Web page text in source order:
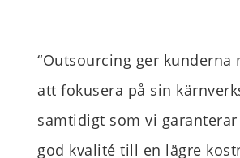
“Outsourcing ger kunderna
att fokusera på sin
samtidigt som vi
god kvalité till en lägre